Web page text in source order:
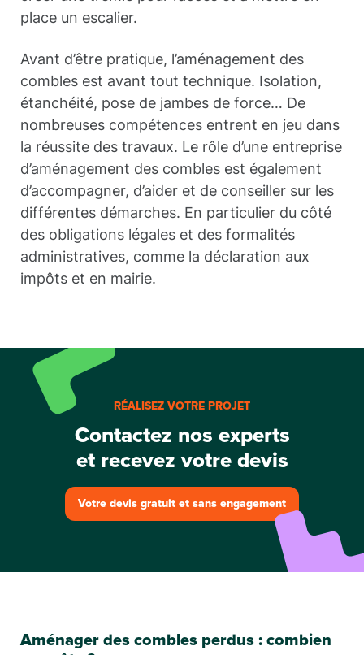
place un escalier.
Avant d’être pratique, l’aménagement des
combles est avant tout technique. Isolation,
étanchéité, pose de jambes de force… De
nombreuses compétences entrent en jeu dans
la réussite des travaux. Le rôle d’une entreprise
d’aménagement des combles est également
d’accompagner, d’aider et de conseiller sur les
différentes démarches. En particulier du côté
des obligations légales et des formalités
administratives, comme la déclaration aux
impôts et en mairie.
RÉALISEZ VOTRE PROJET
Contactez nos experts
et recevez votre devis
Votre devis gratuit et sans engagement
Aménager des combles perdus : combien